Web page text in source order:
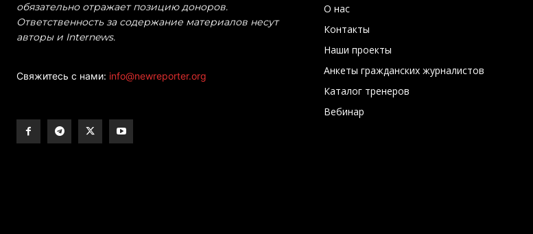
обязательно отражает позицию доноров.
Ответственность за содержание материалов несут
авторы и Internews.
Свяжитесь с нами: info@newreporter.org
О нас
Контакты
Наши проекты
Анкеты гражданских журналистов
Каталог тренеров
Вебинар